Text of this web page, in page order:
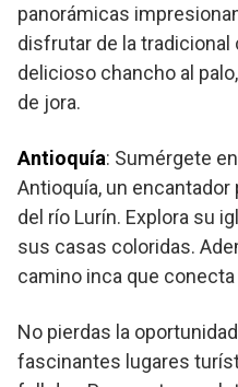
panorámicas
disfrutar de la tradicional
delicioso chancho al
de jora.
Antioquía: Sumérgete
Antioquía, un
del río Lurín. Explora su
sus casas coloridas.
camino inca que
No pierdas la
fascinantes lugares